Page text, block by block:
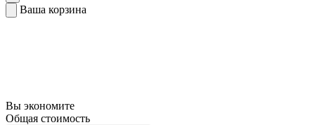
Ваша корзина
Вы экономите
Общая стоимость